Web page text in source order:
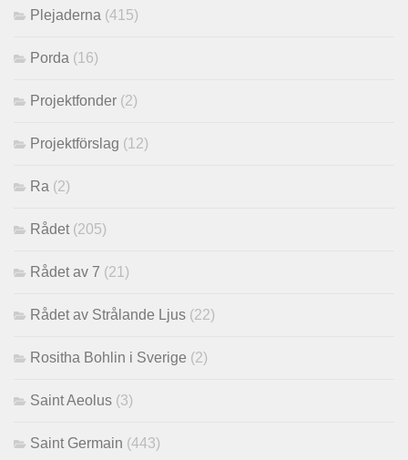
Plejaderna (415)
Porda (16)
Projektfonder (2)
Projektförslag (12)
Ra (2)
Rådet (205)
Rådet av 7 (21)
Rådet av Strålande Ljus (22)
Rositha Bohlin i Sverige (2)
Saint Aeolus (3)
Saint Germain (443)